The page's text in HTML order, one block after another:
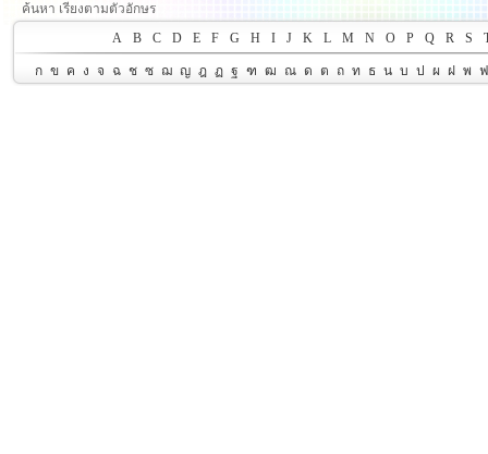
ค้นหา เรียงตามตัวอักษร
A
B C D E F G H I J K L M N O P Q R S
ก ข ค ง จ ฉ ช ซ ฌ ญ ฎ ฏ ฐ ฑ ฒ ณ ด ต ถ ท ธ น บ ป ผ ฝ พ ฟ